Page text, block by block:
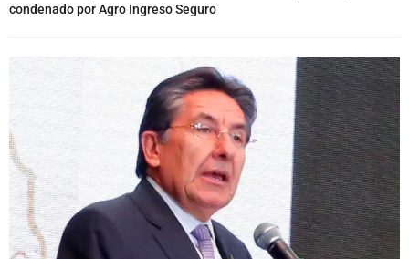
condenado por Agro Ingreso Seguro